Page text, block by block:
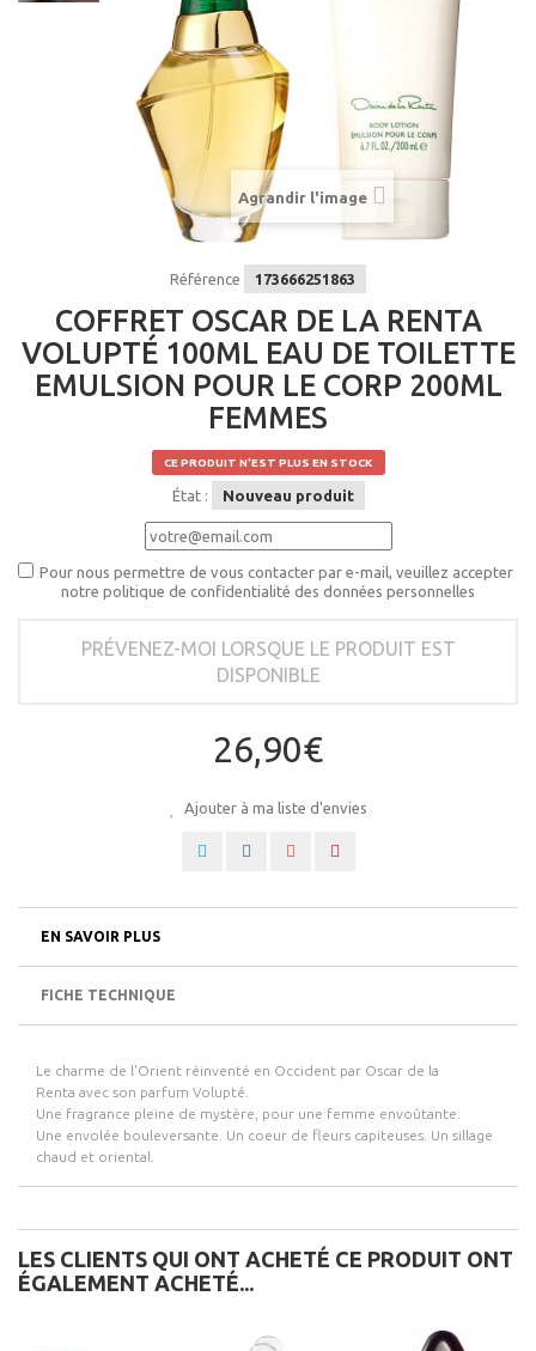
Agrandir l'image
Référence 173666251863
COFFRET OSCAR DE LA RENTA
VOLUPTÉ 100ML EAU DE TOILETTE
EMULSION POUR LE CORP 200ML
FEMMES
CE PRODUIT N'EST PLUS EN STOCK
État : Nouveau produit
Pour nous permettre de vous contacter par e-mail, veuillez accepter
notre politique de confidentialité des données personnelles
PRÉVENEZ-MOI LORSQUE LE PRODUIT EST
DISPONIBLE
26,90€
Ajouter à ma liste d'envies
EN SAVOIR PLUS
FICHE TECHNIQUE
Le charme de l'Orient réinventé en Occident par Oscar de la
Renta avec son parfum Volupté.
Une fragrance pleine de mystère, pour une femme envoûtante.
Une envolée bouleversante. Un coeur de fleurs capiteuses. Un sillage
chaud et oriental.
LES CLIENTS QUI ONT ACHETÉ CE PRODUIT ONT
ÉGALEMENT ACHETÉ...